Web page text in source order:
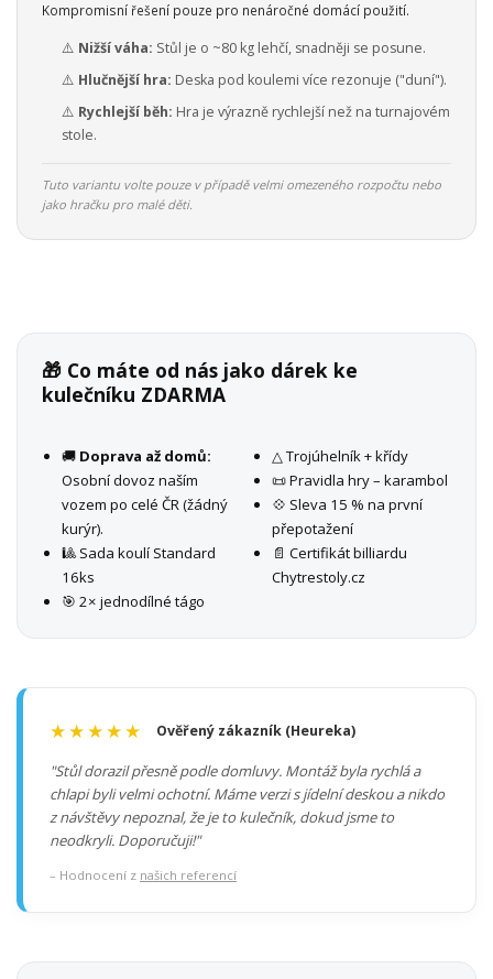
Kompromisní řešení pouze pro nenáročné domácí použití.
⚠️ Nižší váha: Stůl je o ~80 kg lehčí, snadněji se posune.
⚠️ Hlučnější hra: Deska pod koulemi více rezonuje ("duní").
⚠️ Rychlejší běh: Hra je výrazně rychlejší než na turnajovém
stole.
Tuto variantu volte pouze v případě velmi omezeného rozpočtu nebo
jako hračku pro malé děti.
🎁 Co máte od nás jako dárek ke
kulečníku ZDARMA
🚚 Doprava až domů:
Osobní dovoz naším
vozem po celé ČR (žádný
kurýr).
🎱 Sada koulí Standard
16ks
🎯 2× jednodílné tágo
△ Trojúhelník + křídy
📜 Pravidla hry – karambol
💠 Sleva 15 % na první
přepotažení
📄 Certifikát billiardu
Chytrestoly.cz
★★★★★ Ověřený zákazník (Heureka)
"Stůl dorazil přesně podle domluvy. Montáž byla rychlá a
chlapi byli velmi ochotní. Máme verzi s jídelní deskou a nikdo
z návštěvy nepoznal, že je to kulečník, dokud jsme to
neodkryli. Doporučuji!"
– Hodnocení z našich referencí